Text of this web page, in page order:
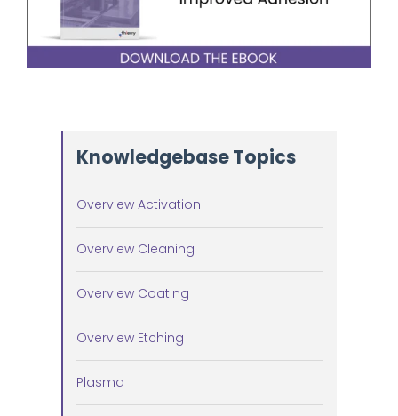
Knowledgebase Topics
Overview Activation
Overview Cleaning
Overview Coating
Overview Etching
Plasma